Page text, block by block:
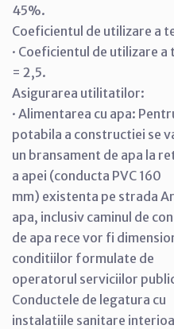
45%.
Coeficientul de utilizare a
· Coeficientul de utilizare a
= 2,5.
Asigurarea utilitatilor:
· Alimentarea cu apa:
potabila a constructiei se
un bransament de apa la
a apei (conducta PVC 160
mm) existenta pe strada
apa, inclusiv caminul de
de apa rece vor fi
conditiilor formulate de
operatorul serviciilor
Conductele de legatura cu
instalatiile sanitare